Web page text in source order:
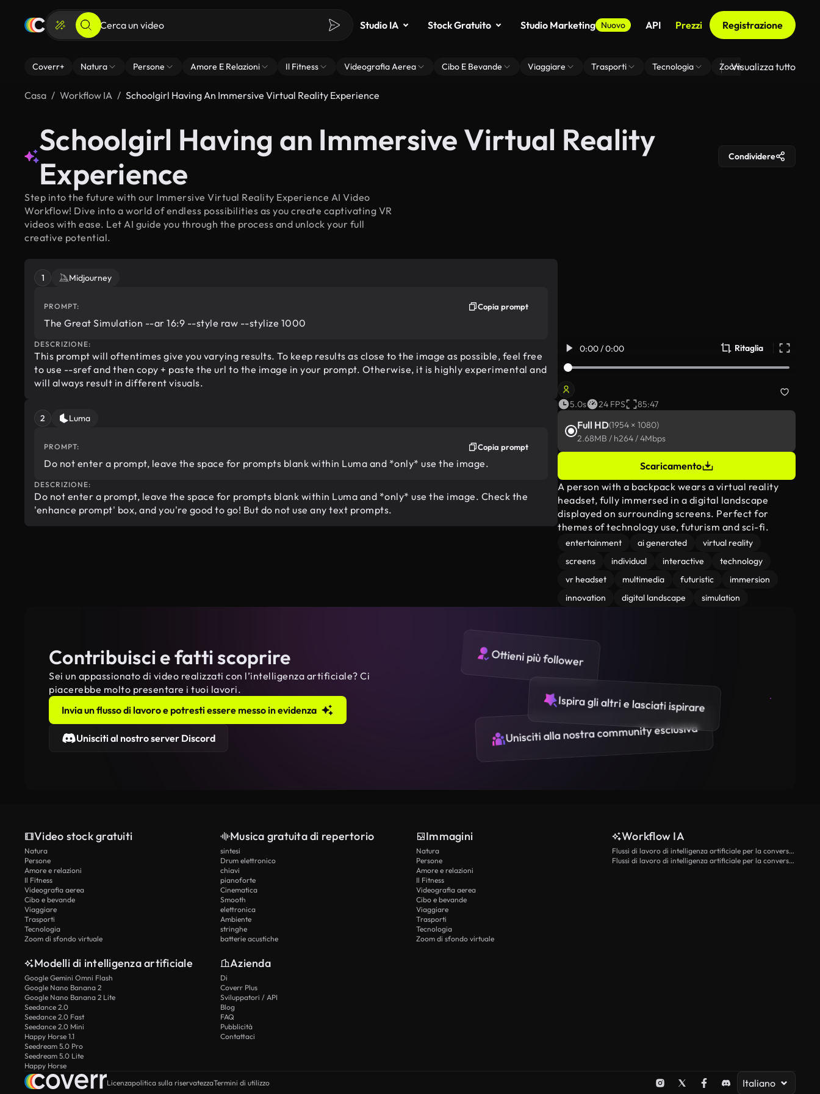
Studio IA Stock Gratuito Studio Marketing Nuovo API Prezzi Registrazione
Coverr+ Natura Persone Amore E Relazioni Il Fitness Videografia Aerea Cibo E Bevande Viaggiare Trasporti Tecnologia Zoom Di Sfondo Virtuale
Visualizza tutto
Casa Workflow IA Schoolgirl Having An Immersive Virtual Reality Experience
Schoolgirl Having an Immersive Virtual Reality
Experience
Condividere
Step into the future with our Immersive Virtual Reality Experience AI Video
Workflow! Dive into a world of endless possibilities as you create captivating VR
videos with ease. Let AI guide you through the process and unlock your full
creative potential.
1 Midjourney
PROMPT: Copia prompt
The Great Simulation --ar 16:9 --style raw --stylize 1000
DESCRIZIONE:
This prompt will oftentimes give you varying results. To keep results as close to the image as possible, feel free
to use --sref and then copy + paste the url to the image in your prompt. Otherwise, it is highly experimental and
will always result in different visuals.
2 Luma
PROMPT: Copia prompt
Do not enter a prompt, leave the space for prompts blank within Luma and *only* use the image.
DESCRIZIONE:
Do not enter a prompt, leave the space for prompts blank within Luma and *only* use the image. Check the
'enhance prompt' box, and you're good to go! But do not use any text prompts.
0:00 / 0:00 Ritaglia
5.0s 24 FPS 85:47
Full HD(1954 × 1080)
2.68MB / h264 / 4Mbps
Scaricamento
A person with a backpack wears a virtual reality
headset, fully immersed in a digital landscape
displayed on surrounding screens. Perfect for
themes of technology use, futurism and sci-fi.
entertainment ai generated
virtual reality
screens
individual interactive
technology
vr headset
multimedia futuristic
immersion
innovation
digital landscape simulation
Ottieni più follower
Ispira gli altri e lasciati ispirare
Unisciti alla nostra community esclusiva
Contribuisci e fatti scoprire
Sei un appassionato di video realizzati con l’intelligenza artificiale? Ci
piacerebbe molto presentare i tuoi lavori.
Invia un flusso di lavoro e potresti essere messo in evidenza
Unisciti al nostro server Discord
Video stock gratuiti
Natura
Persone
Amore e relazioni
Il Fitness
Videografia aerea
Cibo e bevande
Viaggiare
Trasporti
Tecnologia
Zoom di sfondo virtuale
Musica gratuita di repertorio
sintesi
Drum elettronico
chiavi
pianoforte
Cinematica
Smooth
elettronica
Ambiente
stringhe
batterie acustiche
Immagini
Natura
Persone
Amore e relazioni
Il Fitness
Videografia aerea
Cibo e bevande
Viaggiare
Trasporti
Tecnologia
Zoom di sfondo virtuale
Workflow IA
Flussi di lavoro di intelligenza artificiale per la conversione da testo a video
Flussi di lavoro di intelligenza artificiale per la conversione di immagini in video
Modelli di intelligenza artificiale
Google Gemini Omni Flash
Google Nano Banana 2
Google Nano Banana 2 Lite
Seedance 2.0
Seedance 2.0 Fast
Seedance 2.0 Mini
Happy Horse 1.1
Seedream 5.0 Pro
Seedream 5.0 Lite
Happy Horse
Azienda
Di
Coverr Plus
Sviluppatori / API
Blog
FAQ
Pubblicità
Contattaci
Licenzapolitica sulla riservatezzaTermini di utilizzo Italiano